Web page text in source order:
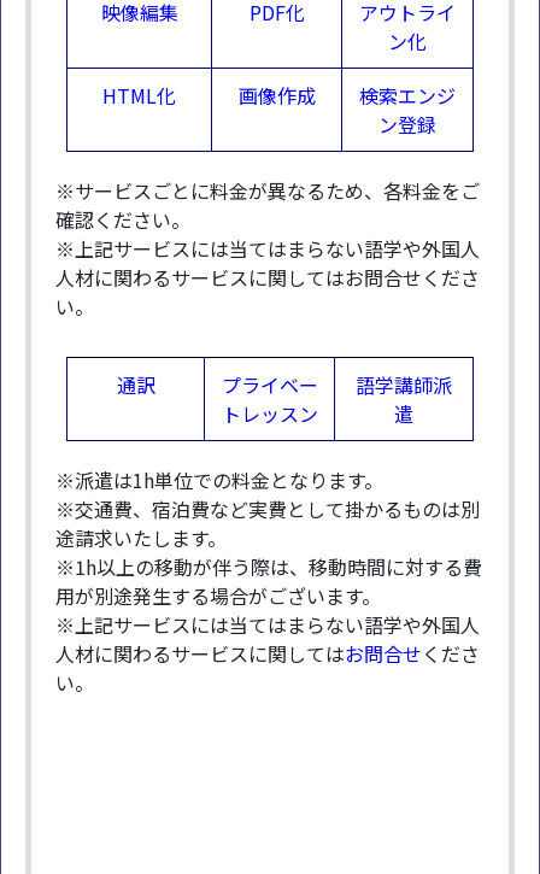
映像編集 PDF化
アウトライ
ン化
HTML化
画像作成
検索エンジ
ン登録
※サービスごとに料金が異なるため、各料金をご
確認ください。
※上記サービスには当てはまらない語学や外国人
人材に関わるサービスに関してはお問合せくださ
い。
通訳
プライベー
トレッスン
語学講師派
遣
※派遣は1h単位での料金となります。
※交通費、宿泊費など実費として掛かるものは別
途請求いたします。
※1h以上の移動が伴う際は、移動時間に対する費
用が別途発生する場合がございます。
※上記サービスには当てはまらない語学や外国人
人材に関わるサービスに関してはお問合せくださ
い。